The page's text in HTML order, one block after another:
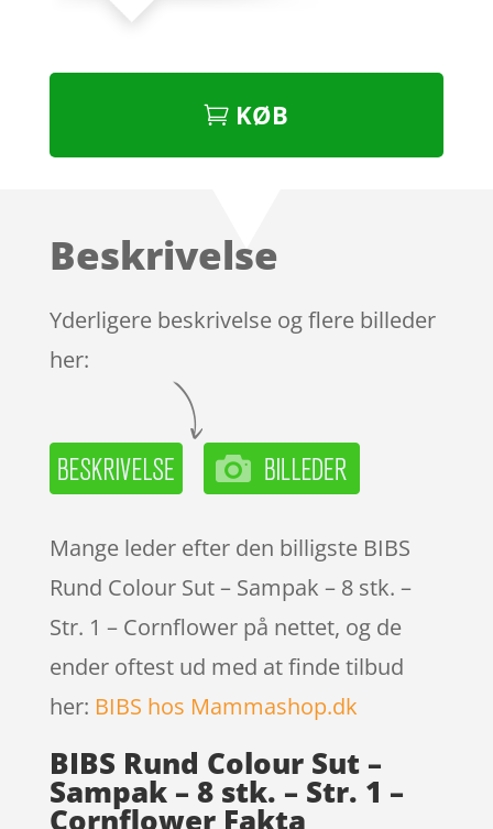
KØB
Beskrivelse
Yderligere beskrivelse og flere billeder
her:
Mange leder efter den billigste BIBS
Rund Colour Sut – Sampak – 8 stk. –
Str. 1 – Cornflower på nettet, og de
ender oftest ud med at finde tilbud
her: BIBS hos Mammashop.dk
BIBS Rund Colour Sut –
Sampak – 8 stk. – Str. 1 –
Cornflower Fakta